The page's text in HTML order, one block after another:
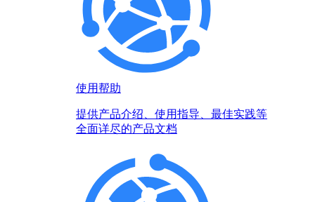
使用帮助
提供产品介绍、使用指导、最佳实践等
全面详尽的产品文档